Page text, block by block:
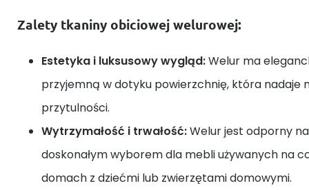
Zalety tkaniny obiciowej welurowej:
Estetyka i luksusowy wygląd:Welur ma
przyjemną w dotyku powierzchnię, która nadaje
przytulności.
Wytrzymałość i trwałość:Welur jest odporny
doskonałym wyborem dla mebli używanych na
domach z dziećmi lub zwierzętami domowymi.